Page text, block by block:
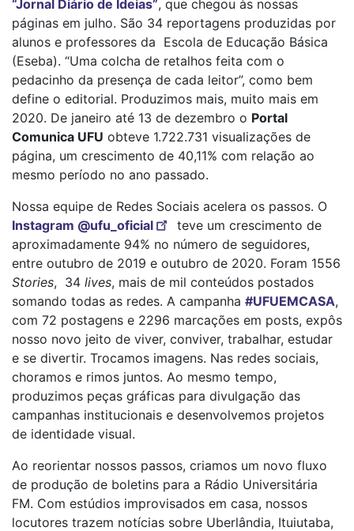
“Jornal Diário de Ideias”, que chegou às nossas
páginas em julho. São 34 reportagens produzidas por
alunos e professores da Escola de Educação Básica
(Eseba). “Uma colcha de retalhos feita com o
pedacinho da presença de cada leitor”, como bem
define o editorial. Produzimos mais, muito mais em
2020. De janeiro até 13 de dezembro o Portal
Comunica UFU obteve 1.722.731 visualizações de
página, um crescimento de 40,11% com relação ao
mesmo período no ano passado.
Nossa equipe de Redes Sociais acelera os passos. O
Instagram @ufu_oficial
teve um crescimento de
aproximadamente 94% no número de seguidores,
entre outubro de 2019 e outubro de 2020. Foram 1556
Stories, 34 lives, mais de mil conteúdos postados
somando todas as redes. A campanha #UFUEMCASA,
com 72 postagens e 2296 marcações em posts, expôs
nosso novo jeito de viver, conviver, trabalhar, estudar
e se divertir. Trocamos imagens. Nas redes sociais,
choramos e rimos juntos. Ao mesmo tempo,
produzimos peças gráficas para divulgação das
campanhas institucionais e desenvolvemos projetos
de identidade visual.
Ao reorientar nossos passos, criamos um novo fluxo
de produção de boletins para a Rádio Universitária
FM. Com estúdios improvisados em casa, nossos
locutores trazem notícias sobre Uberlândia, Ituiutaba,